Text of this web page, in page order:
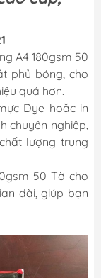
A4 180gsm 50
phủ bóng, cho
quả hơn.
Dye hoặc in
chuyên nghiệp,
lượng trung
50 Tờ cho
dài, giúp bạn